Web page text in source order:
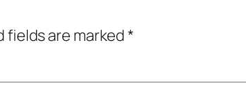
fields are marked*